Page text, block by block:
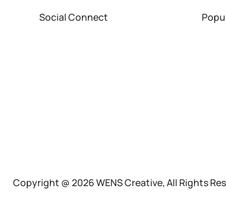
Social Connect
Copyright @ 2026 WENS Creative, All Rights